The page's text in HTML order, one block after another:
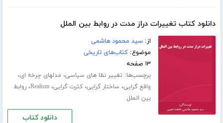
دانلود کتاب تغییرات دراز مدت در روابط بین الملل
از:سید محمود هاشمی
موضوع:کتاب‌های تاریخی
۱۳ صفحه
برچسب‌ها: تغییر نظا های سیاسی، مدلهای چرخه ای،
واقع گرایی، ساختار گرایی،کثرت گرایی،Realism،روابط
بین الملل
دانلود کتاب